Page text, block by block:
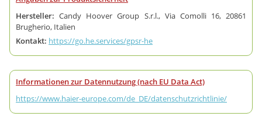
Hersteller: Candy Hoover Group S.r.l., Via Comolli 16, 20861
Brugherio, Italien
Kontakt: https://go.he.services/gpsr-he
Informationen zur Datennutzung (nach EU Data Act)
https://www.haier-europe.com/de_DE/datenschutzrichtlinie/